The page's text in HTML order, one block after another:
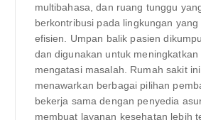
multibahasa, dan ruang tunggu
berkontribusi pada lingkungan
efisien. Umpan balik pasien
dan digunakan untuk meningkatkan
mengatasi masalah. Rumah sakit
menawarkan berbagai pilihan
bekerja sama dengan penyedia
membuat layanan kesehatan lebih